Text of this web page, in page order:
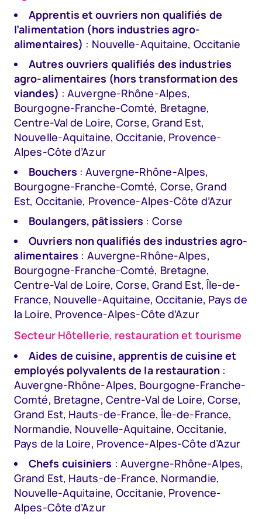
Apprentis et ouvriers non qualifiés de
l’alimentation (hors industries agro-
alimentaires) : Nouvelle-Aquitaine, Occitanie
Autres ouvriers qualifiés des industries
agro-alimentaires (hors transformation des
viandes) : Auvergne-Rhône-Alpes,
Bourgogne-Franche-Comté, Bretagne,
Centre-Val de Loire, Corse, Grand Est,
Nouvelle-Aquitaine, Occitanie, Provence-
Alpes-Côte d’Azur
Bouchers : Auvergne-Rhône-Alpes,
Bourgogne-Franche-Comté, Corse, Grand
Est, Occitanie, Provence-Alpes-Côte d’Azur
Boulangers, pâtissiers : Corse
Ouvriers non qualifiés des industries agro-
alimentaires : Auvergne-Rhône-Alpes,
Bourgogne-Franche-Comté, Bretagne,
Centre-Val de Loire, Corse, Grand Est, Île-de-
France, Nouvelle-Aquitaine, Occitanie, Pays de
la Loire, Provence-Alpes-Côte d’Azur
Secteur Hôtellerie, restauration et tourisme
Aides de cuisine, apprentis de cuisine et
employés polyvalents de la restauration:
Auvergne-Rhône-Alpes, Bourgogne-Franche-
Comté, Bretagne, Centre-Val de Loire, Corse,
Grand Est, Hauts-de-France, Île-de-France,
Normandie, Nouvelle-Aquitaine, Occitanie,
Pays de la Loire, Provence-Alpes-Côte d’Azur
Chefs cuisiniers : Auvergne-Rhône-Alpes,
Grand Est, Hauts-de-France, Normandie,
Nouvelle-Aquitaine, Occitanie, Provence-
Alpes-Côte d’Azur